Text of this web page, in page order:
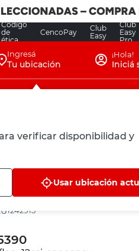
Código
de
ética
CencoPay
Club
Easy
Club
Easy
Pro
Ingresá
Tu ubicación
verificar disponibilidad y
Usar ubicación
¡Hola!
Iniciá
Camellia
:1242915